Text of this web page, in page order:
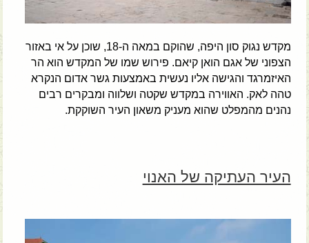
מקדש נגוק סון היפה, שהוקם במאה ה-18, שוכן על אי באזור
הצפוני של אגם הואן קיאם. פירוש שמו של המקדש הוא הר
האיזמרגד והגישה אליו נעשית באמצעות גשר אדום הנקרא
טהה לאק. האווירה במקדש שקטה ושלווה ומבקרים רבים
נהנים מהמפלט שהוא מעניק משאון העיר השוקקת.
העיר העתיקה של האנוי